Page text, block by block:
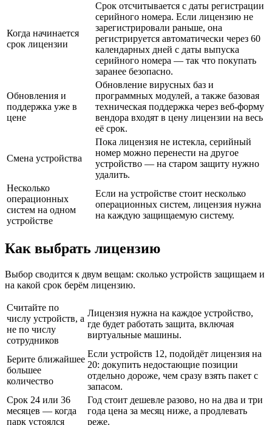
Когда начинается
срок лицензии
Срок отсчитывается с даты регистрации
серийного номера. Если лицензию не
зарегистрировали раньше, она
регистрируется автоматически через 60
календарных дней с даты выпуска
серийного номера — так что покупать
заранее безопасно.
Обновления и
поддержка уже в
цене
Обновление вирусных баз и
программных модулей, а также базовая
техническая поддержка через веб-форму
вендора входят в цену лицензии на весь
её срок.
Смена устройства
Пока лицензия не истекла, серийный
номер можно перенести на другое
устройство — на старом защиту нужно
удалить.
Несколько
операционных
систем на одном
устройстве
Если на устройстве стоит несколько
операционных систем, лицензия нужна
на каждую защищаемую систему.
Как выбрать лицензию
Выбор сводится к двум вещам: сколько устройств защищаем и
на какой срок берём лицензию.
Считайте по
числу устройств, а
не по числу
сотрудников
Лицензия нужна на каждое устройство,
где будет работать защита, включая
виртуальные машины.
Берите ближайшее
большее
количество
Если устройств 12, подойдёт лицензия на
20: докупить недостающие позиции
отдельно дороже, чем сразу взять пакет с
запасом.
Срок 24 или 36
месяцев — когда
парк устоялся
Год стоит дешевле разово, но на два и три
года цена за месяц ниже, а продлевать
реже.